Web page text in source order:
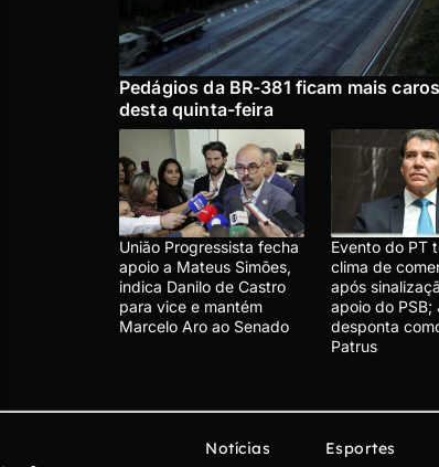
Pedágios da BR-381 ficam mais
desta quinta-feira
União Progressista fecha
apoio a Mateus Simões,
indica Danilo de Castro
para vice e mantém
Marcelo Aro ao Senado
Evento do PT
clima de
após
apoio do PSB;
desponta
Patrus
Notícias
Esportes